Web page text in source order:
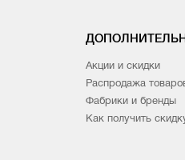
Акции и скидки
Распродажа
Фабрики и бренды
Как получить